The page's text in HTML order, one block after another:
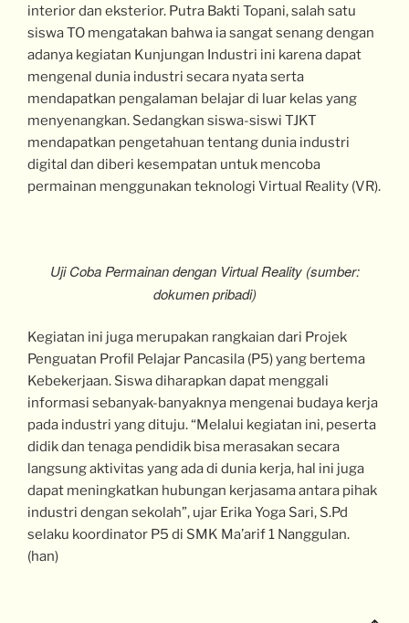
interior dan eksterior. Putra Bakti Topani, salah satu
siswa TO mengatakan bahwa ia sangat senang dengan
adanya kegiatan Kunjungan Industri ini karena dapat
mengenal dunia industri secara nyata serta
mendapatkan pengalaman belajar di luar kelas yang
menyenangkan. Sedangkan siswa-siswi TJKT
mendapatkan pengetahuan tentang dunia industri
digital dan diberi kesempatan untuk mencoba
permainan menggunakan teknologi Virtual Reality (VR).
Uji Coba Permainan dengan Virtual Reality (sumber:
dokumen pribadi)
Kegiatan ini juga merupakan rangkaian dari Projek
Penguatan Profil Pelajar Pancasila (P5) yang bertema
Kebekerjaan. Siswa diharapkan dapat menggali
informasi sebanyak-banyaknya mengenai budaya kerja
pada industri yang dituju. “Melalui kegiatan ini, peserta
didik dan tenaga pendidik bisa merasakan secara
langsung aktivitas yang ada di dunia kerja, hal ini juga
dapat meningkatkan hubungan kerjasama antara pihak
industri dengan sekolah”, ujar Erika Yoga Sari, S.Pd
selaku koordinator P5 di SMK Ma’arif 1 Nanggulan.
(han)